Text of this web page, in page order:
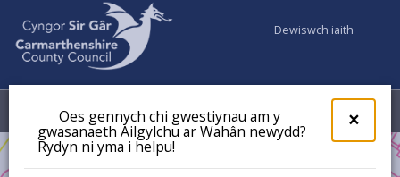
×
Oes gennych chi gwestiynau am y
gwasanaeth Ailgylchu ar Wahân newydd?
Rydyn ni yma i helpu!
Dewiswch iaith
Dewislen